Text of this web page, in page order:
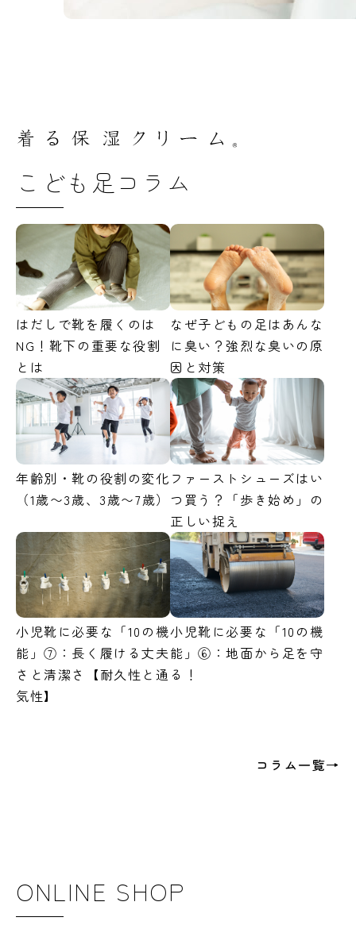
こども足コラム
はだしで靴を履くのは
NG！靴下の重要な役割
とは
なぜ子どもの足はあんな
に臭い？強烈な臭いの原
因と対策
年齢別・靴の役割の変化
（1歳〜3歳、3歳〜7歳）
ファーストシューズはい
つ買う？「歩き始め」の
正しい捉え
小児靴に必要な「10の機
能」⑦：長く履ける丈夫
さと清潔さ【耐久性と通
気性】
小児靴に必要な「10の機
能」⑥：地面から足を守
る！
コラム一覧→
ONLINE SHOP